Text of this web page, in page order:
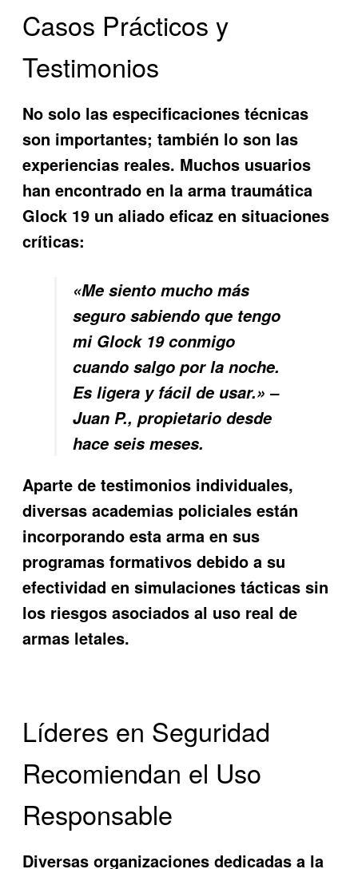
Casos Prácticos y
Testimonios
No solo las especificaciones técnicas
son importantes; también lo son las
experiencias reales. Muchos usuarios
han encontrado en laarma traumática
Glock 19 un aliado eficaz en situaciones
críticas:
«Me siento mucho más
seguro sabiendo que tengo
mi Glock 19 conmigo
cuando salgo por la noche.
Es ligera y fácil de usar.» –
Juan P., propietario desde
hace seis meses.
Aparte de testimonios individuales,
diversas academias policiales están
incorporando esta arma en sus
programas formativos debido a su
efectividad en simulaciones tácticas sin
los riesgos asociados al uso real de
armas letales.
Líderes en Seguridad
Recomiendan el Uso
Responsable
Diversas organizaciones dedicadas a la